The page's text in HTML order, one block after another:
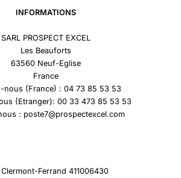
INFORMATIONS
SARL PROSPECT EXCEL
Les Beauforts
63560 Neuf-Eglise
France
nous (France) : 04 73 85 53 53
(Etranger): 00 33 473 85 53 53
: poste7@prospectexcel.com
Clermont-Ferrand 411006430